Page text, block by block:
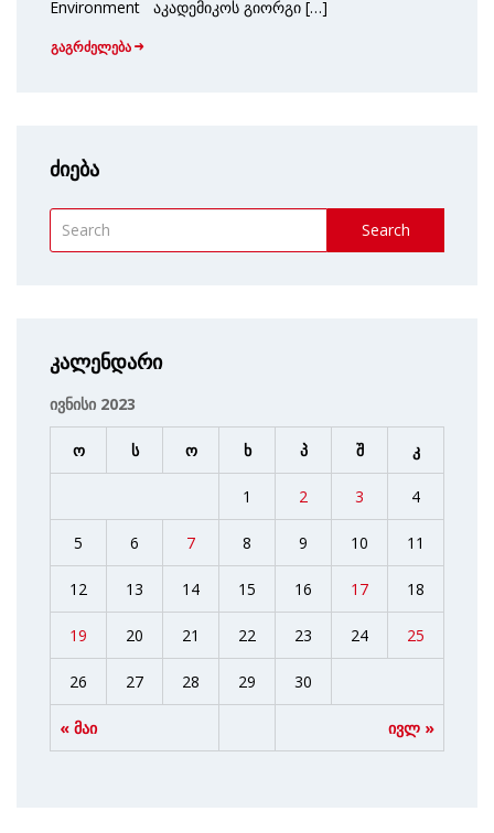
Environment აკადემიკოს გიორგი […]
გაგრძელება
ძიება
Search
კალენდარი
ივნისი 2023
ო ს ო ხ პ შ კ
« მაი ივლ »
1 2 3 4
5 6 7 8 9 10 11
12 13 14 15 16 17 18
19 20 21 22 23 24 25
26 27 28 29 30